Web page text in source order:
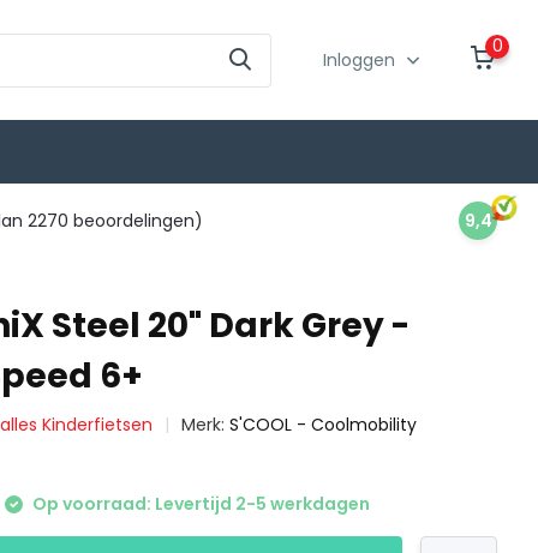
Inloggen
0
2270 beoordelingen) 9,4
Steel 20" Dark Grey -
6+
Kinderfietsen Merk:S'COOL - Coolmobility
Op voorraad: Levertijd 2-5 werkdagen